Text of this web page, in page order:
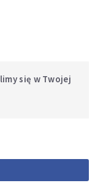
się w Twojej